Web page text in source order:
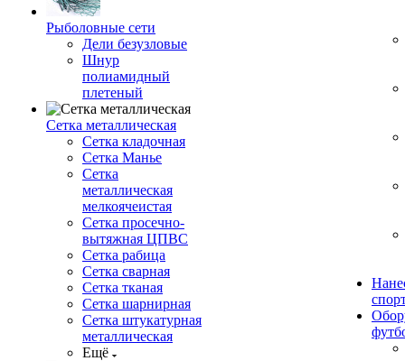
Рыболовные сети
Дели безузловые
Шнур
полиамидный
плетеный
Сетка металлическая
Сетка кладочная
Сетка Манье
Сетка
металлическая
мелкоячеистая
Сетка просечно-
вытяжная ЦПВС
Сетка рабица
Сетка сварная
Сетка тканая
Сетка шарнирная
Сетка штукатурная
металлическая
Ещё